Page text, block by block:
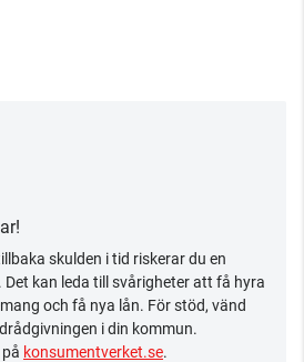
skulden i tid riskerar du en
kan leda till svårigheter att få hyra
och få nya lån. För stöd, vänd
i din kommun.
konsumentverket.se.